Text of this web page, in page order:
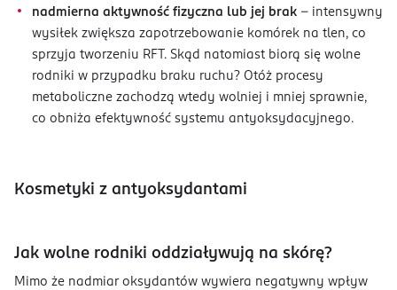
nadmierna aktywność fizyczna lub jej brak – intensywny
wysiłek zwiększa zapotrzebowanie komórek na tlen, co
sprzyja tworzeniu RFT. Skąd natomiast biorą się wolne
rodniki w przypadku braku ruchu? Otóż procesy
metaboliczne zachodzą wtedy wolniej i mniej sprawnie,
co obniża efektywność systemu antyoksydacyjnego.
Kosmetyki z antyoksydantami
Jak wolne rodniki oddziaływują na skórę?
Mimo że nadmiar oksydantów wywiera negatywny wpływ